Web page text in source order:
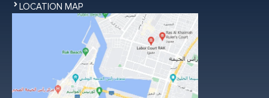
LOCATION MAP